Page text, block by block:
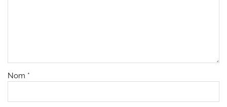
Nom *